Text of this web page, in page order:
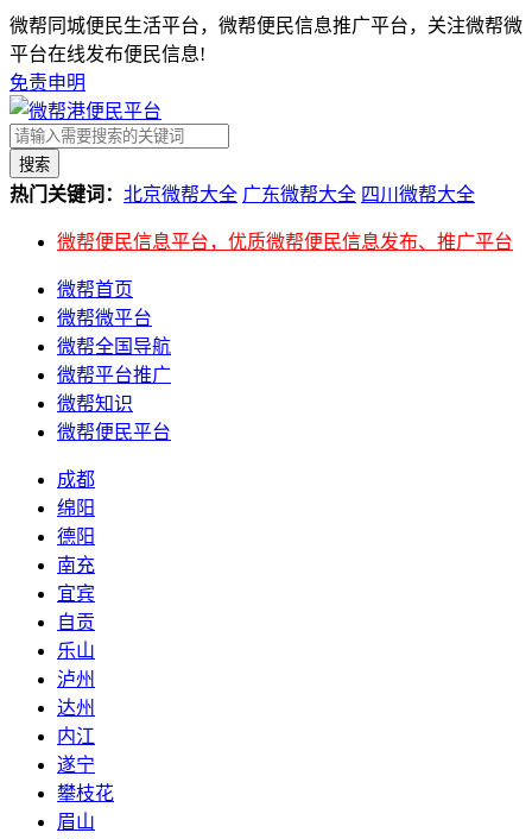
微帮同城便民生活平台，微帮便民信息推广平台，关注微帮微
平台在线发布便民信息!
免责申明
搜索
热门关键词： 北京微帮大全 广东微帮大全 四川微帮大全
微帮便民信息平台，优质微帮便民信息发布、推广平台
微帮首页
微帮微平台
微帮全国导航
微帮平台推广
微帮知识
微帮便民平台
成都
绵阳
德阳
南充
宜宾
自贡
乐山
泸州
达州
内江
遂宁
攀枝花
眉山